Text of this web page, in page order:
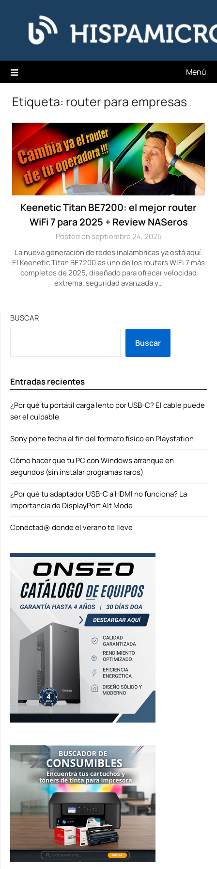
contenido
Hispamicro Blog
Menú
Etiqueta: router para empresas
Keenetic Titan BE7200: el mejor router
WiFi 7 para 2025 + Review NASeros
Posted on septiembre 24, 2025
La nueva generación de redes inalámbricas ya está aquí.
El Keenetic Titan BE7200 es uno de los routers WiFi 7 más
completos de 2025, diseñado para ofrecer velocidad
extrema, seguridad avanzada y…
BUSCAR
Buscar
Entradas recientes
¿Por qué tu portátil carga lento por USB-C? El cable puede
ser el culpable
Sony pone fecha al fin del formato físico en Playstation
Cómo hacer que tu PC con Windows arranque en
segundos (sin instalar programas raros)
¿Por qué tu adaptador USB-C a HDMI no funciona? La
importancia de DisplayPort Alt Mode
Conectad@ donde el verano te lleve